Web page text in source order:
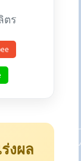
ตร
งผล